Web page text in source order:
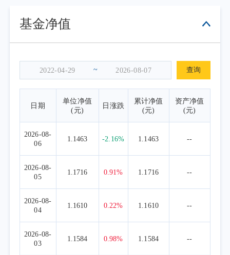
合同规定的目标控制范围之内。
基金净值
~ 查询
日期
单位净值
(元)
日涨跌
累计净值
(元)
资产净值
(元)
2026-08-
06
1.1463 -2.16% 1.1463 --
2026-08-
05
1.1716 0.91% 1.1716 --
2026-08-
04
1.1610 0.22% 1.1610 --
2026-08-
03
1.1584 0.98% 1.1584 --